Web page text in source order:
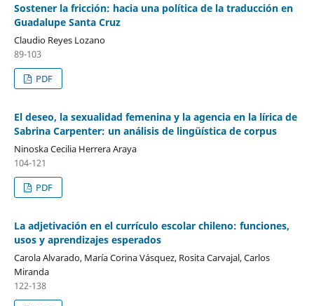
Sostener la fricción: hacia una política de la traducción en
Guadalupe Santa Cruz
Claudio Reyes Lozano
89-103
PDF
El deseo, la sexualidad femenina y la agencia en la lírica de
Sabrina Carpenter: un análisis de lingüística de corpus
Ninoska Cecilia Herrera Araya
104-121
PDF
La adjetivación en el currículo escolar chileno: funciones,
usos y aprendizajes esperados
Carola Alvarado, María Corina Vásquez, Rosita Carvajal, Carlos
Miranda
122-138